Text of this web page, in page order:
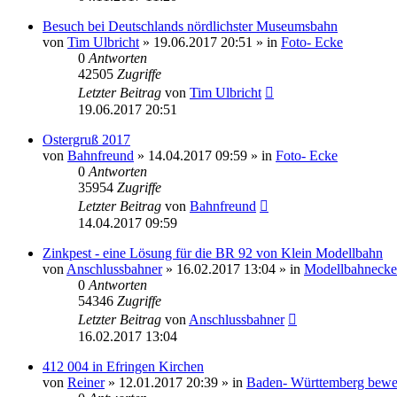
Besuch bei Deutschlands nördlichster Museumsbahn
von Tim Ulbricht » 19.06.2017 20:51 » in Foto- Ecke
0 Antworten
42505 Zugriffe
Letzter Beitrag von Tim Ulbricht
19.06.2017 20:51
Ostergruß 2017
von Bahnfreund » 14.04.2017 09:59 » in Foto- Ecke
0 Antworten
35954 Zugriffe
Letzter Beitrag von Bahnfreund
14.04.2017 09:59
Zinkpest - eine Lösung für die BR 92 von Klein Modellbahn
von Anschlussbahner» 16.02.2017 13:04 » in Modellbahnecke
0 Antworten
54346 Zugriffe
Letzter Beitrag von Anschlussbahner
16.02.2017 13:04
412 004 in Efringen Kirchen
von Reiner» 12.01.2017 20:39 » in Baden- Württemberg